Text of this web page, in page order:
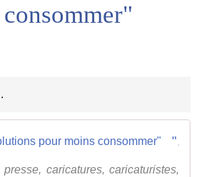
.
"Augmentation de 10% du prix du Gaz : les solutions pour moins consommer"
caricatures, caricaturistes,